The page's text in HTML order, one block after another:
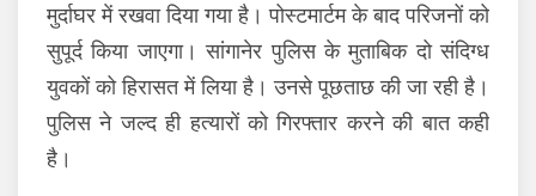
मुर्दाघर में रखवा दिया गया है। पोस्टमार्टम के बाद परिजनों को
सुपूर्द किया जाएगा। सांगानेर पुलिस के मुताबिक दो संदिग्ध
युवकों को हिरासत में लिया है। उनसे पूछताछ की जा रही है।
पुलिस ने जल्द ही हत्यारों को गिरफ्तार करने की बात कही
है।